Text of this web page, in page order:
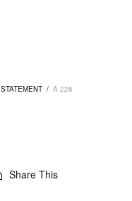
STATEMENT / A 226
Share This